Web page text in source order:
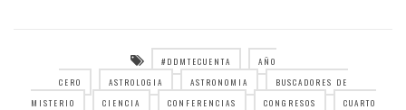
#DDMTECUENTA
AÑO
CERO
ASTROLOGIA ASTRONOMIA
BUSCADORES DE
MISTERIO
CIENCIA CONFERENCIAS CONGRESOS
CUARTO